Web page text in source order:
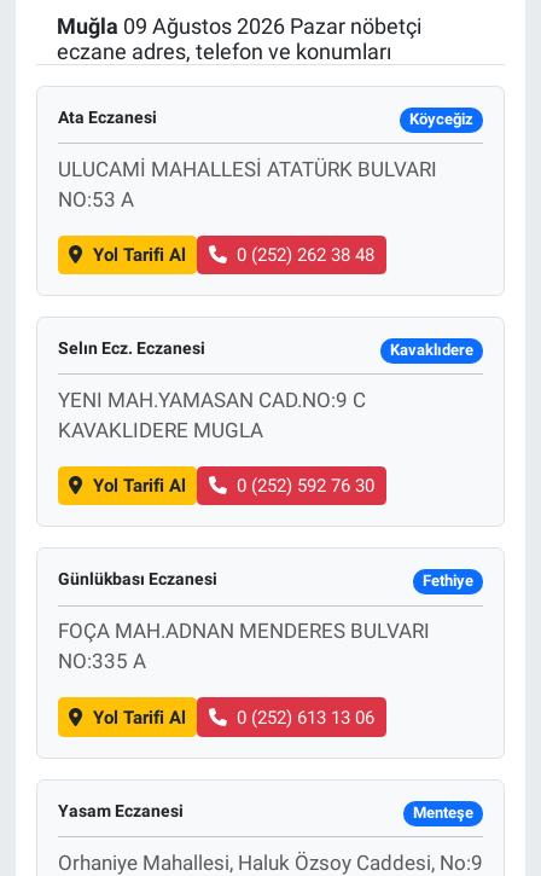
Muğla 09 Ağustos 2026 Pazar nöbetçi
eczane adres, telefon ve konumları
Ata Eczanesi Köyceğiz
ULUCAMİ MAHALLESİ ATATÜRK BULVARI
NO:53 A
Yol Tarifi Al 0 (252) 262 38 48
Selın Ecz. Eczanesi Kavaklıdere
YENI MAH.YAMASAN CAD.NO:9 C
KAVAKLIDERE MUGLA
Yol Tarifi Al 0 (252) 592 76 30
Günlükbası Eczanesi Fethiye
FOÇA MAH.ADNAN MENDERES BULVARI
NO:335 A
Yol Tarifi Al 0 (252) 613 13 06
Yasam Eczanesi Menteşe
Orhaniye Mahallesi, Haluk Özsoy Caddesi, No:9
Politika
Bilecik
Kütahya
Genel
Çevre
Yerel
Magazin